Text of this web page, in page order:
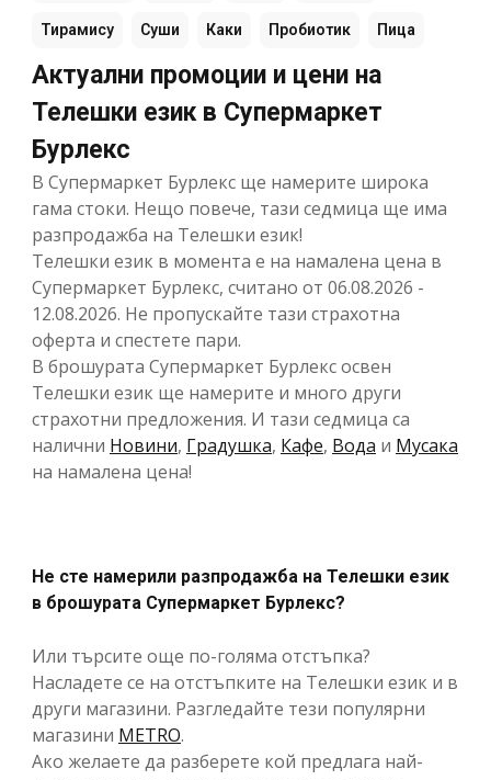
Тирамису Суши Каки Пробиотик Пица
Актуални промоции и цени на
Телешки език в Супермаркет
Бурлекс
В Супермаркет Бурлекс ще намерите широка
гама стоки. Нещо повече, тази седмица ще има
разпродажба на Телешки език!
Телешки език в момента е на намалена цена в
Супермаркет Бурлекс, считано от 06.08.2026 -
12.08.2026. Не пропускайте тази страхотна
оферта и спестете пари.
В брошурата Супермаркет Бурлекс освен
Телешки език ще намерите и много други
страхотни предложения. И тази седмица са
налични Новини, Градушка, Кафе, Вода и Мусака
на намалена цена!
Не сте намерили разпродажба на Телешки език
в брошурата Супермаркет Бурлекс?
Или търсите още по-голяма отстъпка?
Насладете се на отстъпките на Телешки език и в
други магазини. Разгледайте тези популярни
магазини METRO.
Ако желаете да разберете кой предлага най-